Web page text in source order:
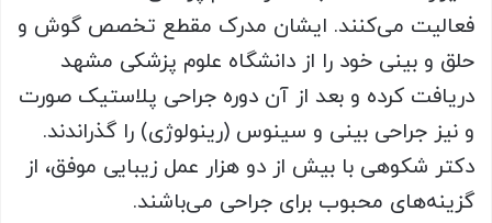
فعالیت می‌کنند. ایشان مدرک مقطع تخصص گوش و
حلق و بینی خود را از دانشگاه علوم پزشکی مشهد
دریافت کرده و بعد از آن دوره جراحی پلاستیک صورت
و نیز جراحی بینی و سینوس (رینولوژی) را گذراندند.
دکتر شکوهی با بیش از دو هزار عمل زیبایی موفق، از
گزینه‌های محبوب برای جراحی می‌باشند.